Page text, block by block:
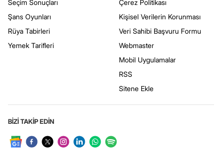
Seçim Sonuçları
Şans Oyunları
Rüya Tabirleri
Yemek Tarifleri
Çerez Politikası
Kişisel Verilerin Korunması
Veri Sahibi Başvuru Formu
Webmaster
Mobil Uygulamalar
RSS
Sitene Ekle
BİZİ TAKİP EDİN